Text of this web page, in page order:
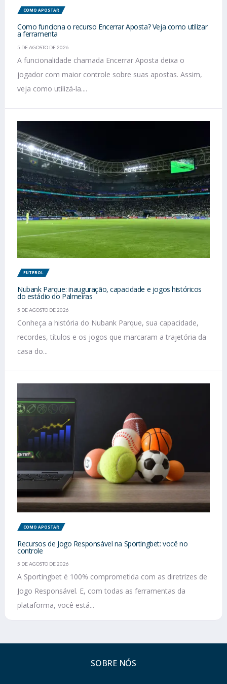
COMO APOSTAR
Como funciona o recurso Encerrar Aposta? Veja como utilizar
a ferramenta
5 DE AGOSTO DE 2026
A funcionalidade chamada Encerrar Aposta deixa o
jogador com maior controle sobre suas apostas. Assim,
veja como utilizá-la....
FUTEBOL
Nubank Parque: inauguração, capacidade e jogos históricos
do estádio do Palmeiras
5 DE AGOSTO DE 2026
Conheça a história do Nubank Parque, sua capacidade,
recordes, títulos e os jogos que marcaram a trajetória da
casa do...
COMO APOSTAR
Recursos de Jogo Responsável na Sportingbet: você no
controle
5 DE AGOSTO DE 2026
A Sportingbet é 100% comprometida com as diretrizes de
Jogo Responsável. E, com todas as ferramentas da
plataforma, você está...
SOBRE NÓS